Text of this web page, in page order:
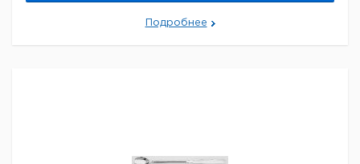
140
220 1
9034114
6059957
Подробнее